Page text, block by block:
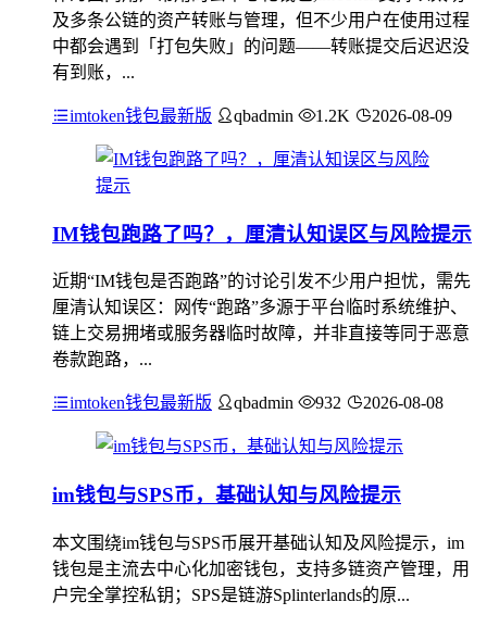
及多条公链的资产转账与管理，但不少用户在使用过程
中都会遇到「打包失败」的问题——转账提交后迟迟没
有到账，...
imtoken钱包最新版 qbadmin 1.2K 2026-08-09
IM钱包跑路了吗？，厘清认知误区与风险提示
近期“IM钱包是否跑路”的讨论引发不少用户担忧，需先
厘清认知误区：网传“跑路”多源于平台临时系统维护、
链上交易拥堵或服务器临时故障，并非直接等同于恶意
卷款跑路，...
imtoken钱包最新版 qbadmin 932 2026-08-08
im钱包与SPS币，基础认知与风险提示
本文围绕im钱包与SPS币展开基础认知及风险提示，im
钱包是主流去中心化加密钱包，支持多链资产管理，用
户完全掌控私钥；SPS是链游Splinterlands的原...